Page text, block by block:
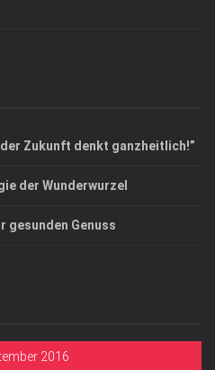
Zukunft denkt ganzheitlich!”
der Wunderwurzel
gesunden Genuss
2016